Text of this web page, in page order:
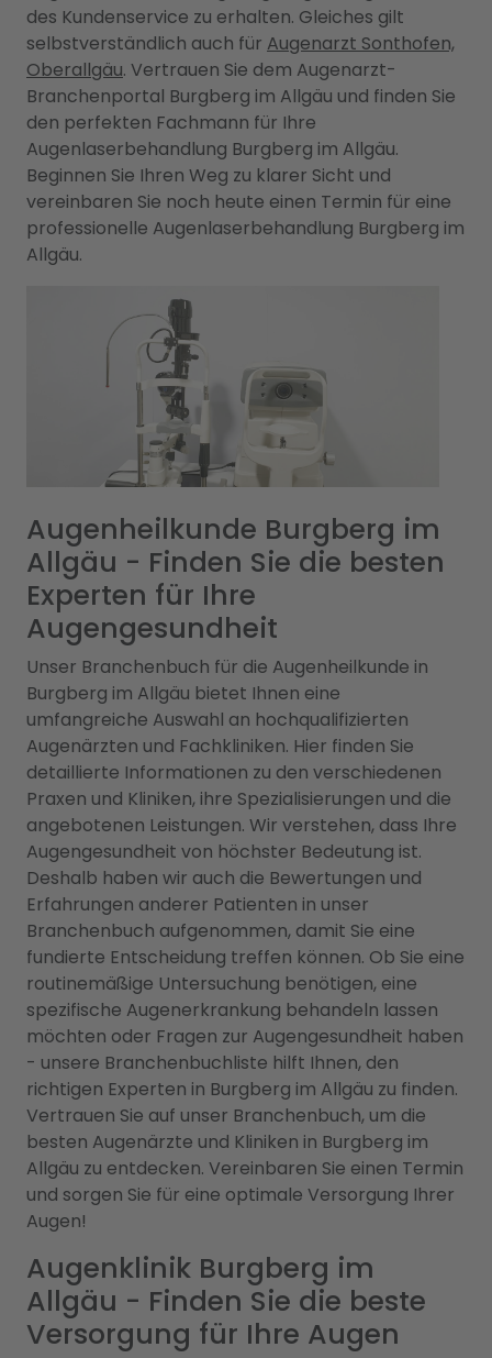
des Kundenservice zu erhalten. Gleiches gilt
selbstverständlich auch für Augenarzt Sonthofen,
Oberallgäu. Vertrauen Sie dem Augenarzt-
Branchenportal Burgberg im Allgäu und finden Sie
den perfekten Fachmann für Ihre
Augenlaserbehandlung Burgberg im Allgäu.
Beginnen Sie Ihren Weg zu klarer Sicht und
vereinbaren Sie noch heute einen Termin für eine
professionelle Augenlaserbehandlung Burgberg im
Allgäu.
Augenheilkunde Burgberg im
Allgäu - Finden Sie die besten
Experten für Ihre
Augengesundheit
Unser Branchenbuch für die Augenheilkunde in
Burgberg im Allgäu bietet Ihnen eine
umfangreiche Auswahl an hochqualifizierten
Augenärzten und Fachkliniken. Hier finden Sie
detaillierte Informationen zu den verschiedenen
Praxen und Kliniken, ihre Spezialisierungen und die
angebotenen Leistungen. Wir verstehen, dass Ihre
Augengesundheit von höchster Bedeutung ist.
Deshalb haben wir auch die Bewertungen und
Erfahrungen anderer Patienten in unser
Branchenbuch aufgenommen, damit Sie eine
fundierte Entscheidung treffen können. Ob Sie eine
routinemäßige Untersuchung benötigen, eine
spezifische Augenerkrankung behandeln lassen
möchten oder Fragen zur Augengesundheit haben
- unsere Branchenbuchliste hilft Ihnen, den
richtigen Experten in Burgberg im Allgäu zu finden.
Vertrauen Sie auf unser Branchenbuch, um die
besten Augenärzte und Kliniken in Burgberg im
Allgäu zu entdecken. Vereinbaren Sie einen Termin
und sorgen Sie für eine optimale Versorgung Ihrer
Augen!
Augenklinik Burgberg im
Allgäu - Finden Sie die beste
Versorgung für Ihre Augen